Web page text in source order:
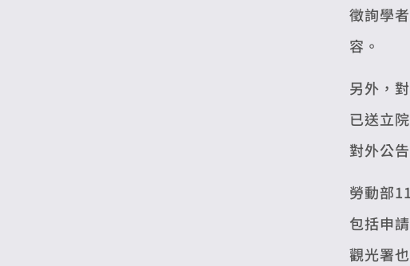
徵詢學
容。
另外，
已送立
對外公
勞動部
包括申
觀光署